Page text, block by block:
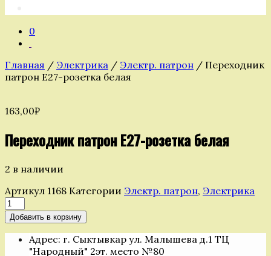
0
Главная / Электрика / Электр. патрон / Переходник
патрон Е27-розетка белая
163,00₽
Переходник патрон Е27-розетка белая
2 в наличии
Артикул 1168 Категории Электр. патрон, Электрика
Количество
товара
Переходник
патрон
Добавить в корзину
Адрес: г. Сыктывкар ул. Малышева д.1 ТЦ
"Народный" 2эт. место №80